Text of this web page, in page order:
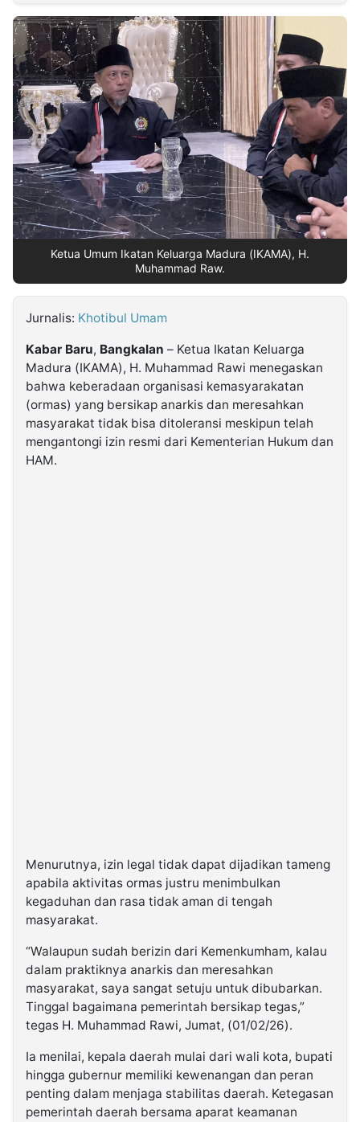
INDONESIA
Partner
Insight
NTB
Suara
Time
Lens
IDN
Daily
Jogja
Jalan
Rakyat
Idealita
News
Kita
Notice
Dinamikapost.com
Radar
Baru
Seedbacklink
Follow
Kabarbaru
Kabarbaru.co
2026
Ketua Umum Ikatan Keluarga Madura (IKAMA), H.
Muhammad Raw.
Jurnalis: Khotibul Umam
Kabar Baru, Bangkalan – Ketua Ikatan Keluarga
Madura (IKAMA), H. Muhammad Rawi menegaskan
bahwa keberadaan organisasi kemasyarakatan
(ormas) yang bersikap anarkis dan meresahkan
masyarakat tidak bisa ditoleransi meskipun telah
mengantongi izin resmi dari Kementerian Hukum dan
HAM.
Menurutnya, izin legal tidak dapat dijadikan tameng
apabila aktivitas ormas justru menimbulkan
kegaduhan dan rasa tidak aman di tengah
masyarakat.
“Walaupun sudah berizin dari Kemenkumham, kalau
dalam praktiknya anarkis dan meresahkan
masyarakat, saya sangat setuju untuk dibubarkan.
Tinggal bagaimana pemerintah bersikap tegas,”
tegas H. Muhammad Rawi, Jumat, (01/02/26).
Ia menilai, kepala daerah mulai dari wali kota, bupati
hingga gubernur memiliki kewenangan dan peran
penting dalam menjaga stabilitas daerah. Ketegasan
pemerintah daerah bersama aparat keamanan